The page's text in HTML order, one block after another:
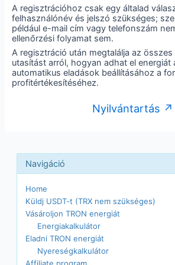
A regisztrációhoz csak egy általad
felhasználónév és jelszó szükséges;
például e-mail cím vagy telefonszám
ellenőrzési folyamat sem.
A regisztráció után megtalálja az
utasítást arról, hogyan adhat el energiát
automatikus eladások beállításához a
profitértékesítéséhez.
Nyilvántartás ↗
Home
Küldj USDT-t (TRX nem szükséges)
Vásároljon TRON energiát
Energiakalkulátor
Eladni TRON energiát
Nyereségkalkulátor
Affiliate program